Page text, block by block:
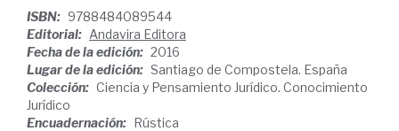
ISBN: 9788484089544
Editorial: Andavira Editora
Fecha de la edición: 2016
Lugar de la edición: Santiago de Compostela. España
Colección: Ciencia y Pensamiento Jurídico. Conocimiento
Jurídico
Encuadernación: Rústica